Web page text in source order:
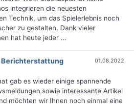
integrieren die neuesten
Technik, um das Spielerlebnis noch
zu gestalten. Dank vieler
hat heute jeder ...
Bericht­erstattung
01.08.2022
gab es wieder einige spannende
sowie interessante Artikel
möchten wir Ihnen noch einmal eine